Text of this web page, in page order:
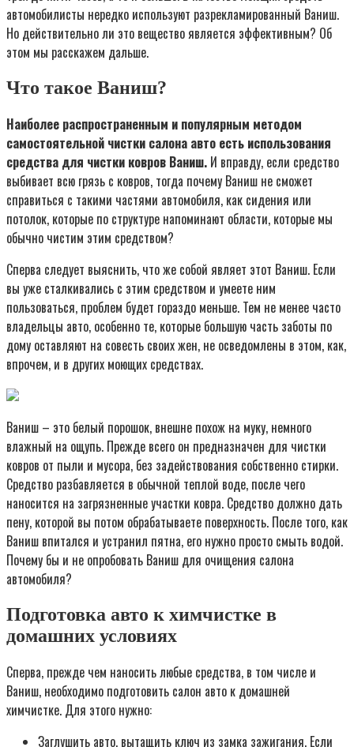
автомобилисты нередко используют разрекламированный Ваниш.
Но действительно ли это вещество является эффективным? Об
этом мы расскажем дальше.
Что такое Ваниш?
Наиболее распространенным и популярным методом
самостоятельной чистки салона авто есть использования
средства для чистки ковров Ваниш. И вправду, если средство
выбивает всю грязь с ковров, тогда почему Ваниш не сможет
справиться с такими частями автомобиля, как сидения или
потолок, которые по структуре напоминают области, которые мы
обычно чистим этим средством?
Сперва следует выяснить, что же собой являет этот Ваниш. Если
вы уже сталкивались с этим средством и умеете ним
пользоваться, проблем будет гораздо меньше. Тем не менее часто
владельцы авто, особенно те, которые большую часть заботы по
дому оставляют на совесть своих жен, не осведомлены в этом, как,
впрочем, и в других моющих средствах.
Ваниш – это белый порошок, внешне похож на муку, немного
влажный на ощупь. Прежде всего он предназначен для чистки
ковров от пыли и мусора, без задействования собственно стирки.
Средство разбавляется в обычной теплой воде, после чего
наносится на загрязненные участки ковра. Средство должно дать
пену, которой вы потом обрабатываете поверхность. После того, как
Ваниш впитался и устранил пятна, его нужно просто смыть водой.
Почему бы и не опробовать Ваниш для очищения салона
автомобиля?
Подготовка авто к химчистке в
домашних условиях
Сперва, прежде чем наносить любые средства, в том числе и
Ваниш, необходимо подготовить салон авто к домашней
химчистке. Для этого нужно:
Заглушить авто, вытащить ключ из замка зажигания. Если